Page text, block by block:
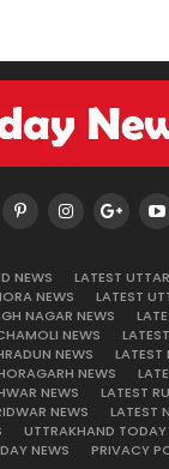
NEWS
LATEST
NEWS
LATEST
NAGAR NEWS
NEWS
NEWS
LATEST
NEWS
NEWS
LATEST
NEWS
LATEST
UTTRAKHAND TODAY
NEWS
PRIVACY